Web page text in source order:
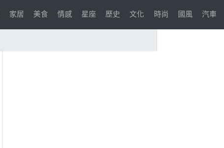
家居 美食 情感 星座 歷史 文化 時尚 國風 汽車